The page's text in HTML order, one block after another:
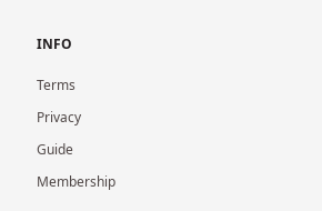
INFO
Terms
Privacy
Guide
Membership